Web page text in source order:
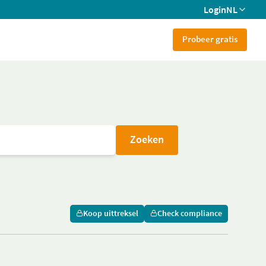
LoginNL
Probeer gratis
Zoeken
Koop uittreksel Check compliance